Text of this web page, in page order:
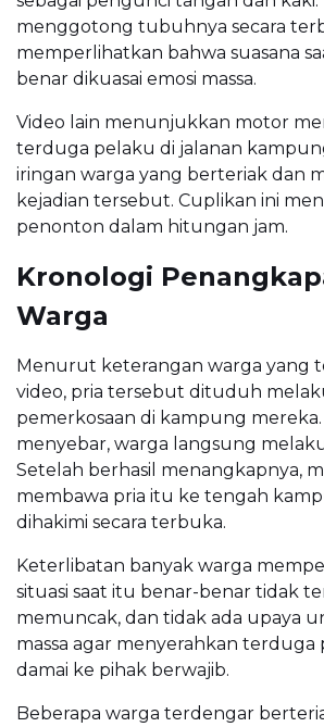
menggotong tubuhnya secara
memperlihatkan bahwa suasana
benar dikuasai emosi massa.
Video lain menunjukkan motor
terduga pelaku di jalanan
iringan warga yang berteriak dan
kejadian tersebut. Cuplikan ini
penonton dalam hitungan jam.
Kronologi
Warga
Menurut keterangan warga yang
video, pria tersebut dituduh
pemerkosaan di kampung
menyebar, warga langsung
Setelah berhasil menangkapnya,
membawa pria itu ke tengah
dihakimi secara terbuka.
Keterlibatan banyak warga
situasi saat itu benar-benar tidak
memuncak, dan tidak ada upaya
massa agar menyerahkan terduga
damai ke pihak berwajib.
Beberapa warga terdengar